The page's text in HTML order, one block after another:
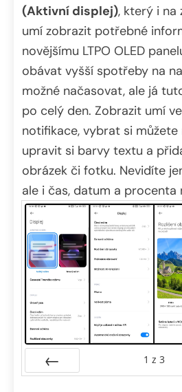
(Aktivní displej), který i na
umí zobrazit potřebné
novějšímu LTPO OLED
obávat vyšší spotřeby na
možné načasovat, ale já
po celý den. Zobrazit umí
notifikace, vybrat si můžete
upravit si barvy textu a
obrázek či fotku. Nevidíte
ale i čas, datum a procenta
1 z 3